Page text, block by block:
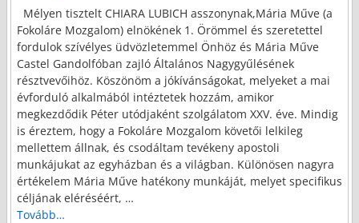
Mélyen tisztelt CHIARA LUBICH asszonynak,Mária Műve (a
Fokoláre Mozgalom) elnökének 1. Örömmel és szeretettel
fordulok szívélyes üdvözletemmel Önhöz és Mária Műve
Castel Gandolfóban zajló Általános Nagygyűlésének
résztvevőihöz. Köszönöm a jókívánságokat, melyeket a mai
évforduló alkalmából intéztetek hozzám, amikor
megkezdődik Péter utódjaként szolgálatom XXV. éve. Mindig
is éreztem, hogy a Fokoláre Mozgalom követői lelkileg
mellettem állnak, és csodáltam tevékeny apostoli
munkájukat az egyházban és a világban. Különösen nagyra
értékelem Mária Műve hatékony munkáját, melyet specifikus
céljának eléréséért, …
Tovább…